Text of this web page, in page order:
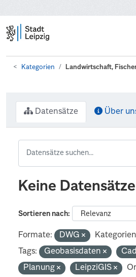
Kategorien Landwirtschaft,
Datensätze Über
Keine
Sortieren nach
Formate: DWG
Tags:
Geobasisdaten
Planung
LeipziGIS